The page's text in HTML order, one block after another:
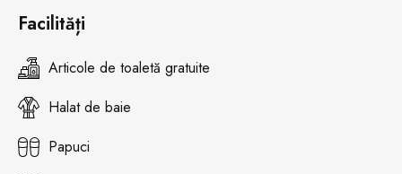
Facilități
Articole de toaletă gratuite
Halat de baie
Papuci